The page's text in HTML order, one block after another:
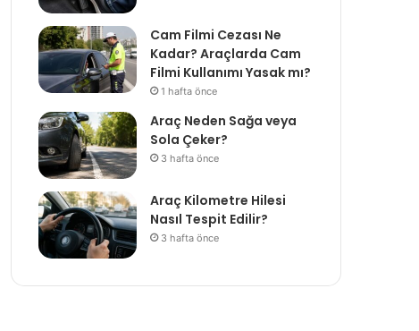
Cam Filmi Cezası Ne
Kadar? Araçlarda Cam
Filmi Kullanımı Yasak mı?
1 hafta önce
Araç Neden Sağa veya
Sola Çeker?
3 hafta önce
Araç Kilometre Hilesi
Nasıl Tespit Edilir?
3 hafta önce